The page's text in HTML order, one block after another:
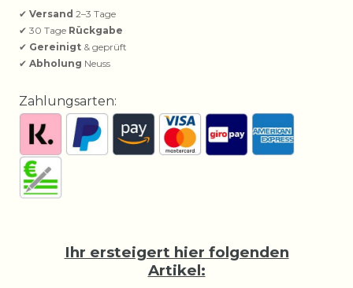
✔ Versand 2–3 Tage
✔ 30 Tage Rückgabe
✔ Gereinigt & geprüft
✔ Abholung Neuss
Zahlungsarten:
Ihr ersteigert hier folgenden
Artikel: